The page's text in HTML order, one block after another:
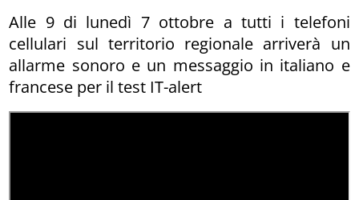
Alle 9 di lunedì 7 ottobre a tutti i telefoni
cellulari sul territorio regionale arriverà un
allarme sonoro e un messaggio in italiano e
francese per il test IT-alert